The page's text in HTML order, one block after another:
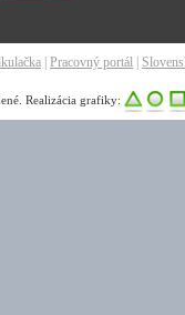
Pracovný portál
Realizácia grafiky: